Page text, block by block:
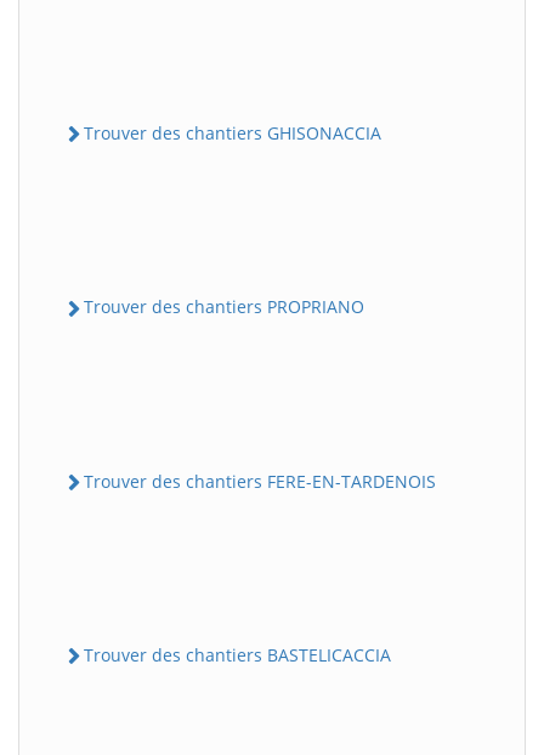
Trouver des chantiers GHISONACCIA
Trouver des chantiers PROPRIANO
Trouver des chantiers FERE-EN-TARDENOIS
Trouver des chantiers BASTELICACCIA